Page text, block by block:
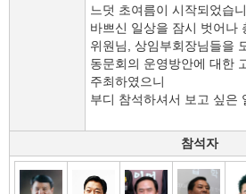
느덧 초여름이 시작되었습
바쁘신 일상을 잠시 벗어나
위원님, 상임부회장님들을
동문회의 운영방안에 대한
주최하였으니
부디 참석하셔서 보고 싶은
참석자